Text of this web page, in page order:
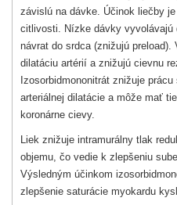
závislú na dávke. Účinok liečby
citlivosti. Nízke dávky vyvolávajú
návrat do srdca (znižujú
dilatáciu artérií a znižujú cievnu
Izosorbidmononitrát znižuje
arteriálnej dilatácie a môže mať
koronárne cievy.
Liek znižuje intramurálny tlak
objemu, čo vedie k zlepšeniu
Výsledným účinkom
zlepšenie saturácie myokardu